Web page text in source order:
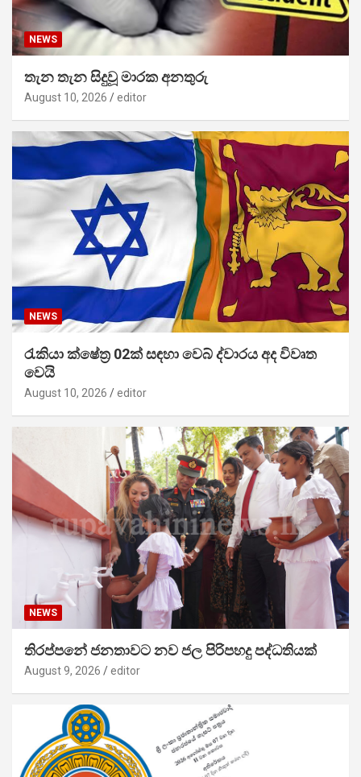
NEWS
තැන තැන සිදුවූ මාරක අනතුරු
August 10, 2026 editor
NEWS
රැකියා ක්ෂේත්‍ර 02ක් සඳහා වෙබ් ද්වාරය අද විවෘත
වෙයි
August 10, 2026 editor
NEWS
තිරප්පනේ ජනතාවට නව ජල පිරිපහදු පද්ධතියක්
August 9, 2026 editor